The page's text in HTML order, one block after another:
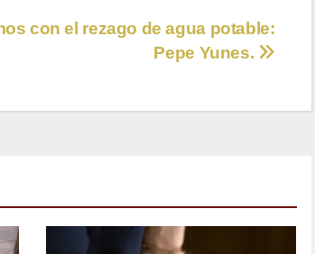
con el rezago de agua potable:
Pepe Yunes.